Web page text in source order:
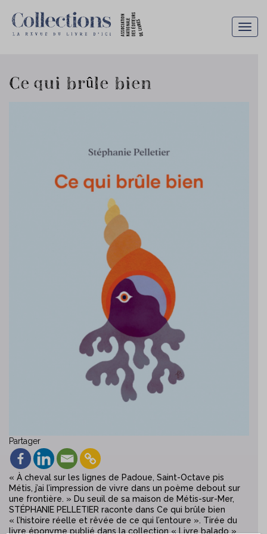
Ce qui brûle bien
Partager
« À cheval sur les lignes de Padoue, Saint-Octave pis
Métis, j’ai l’impression de vivre dans un poème debout sur
une frontière. » Du seuil de sa maison de Métis-sur-Mer,
STÉPHANIE PELLETIER raconte dans Ce qui brûle bien
« l’histoire réelle et rêvée de ce qui l’entoure ». Tirée du
livre éponyme publié dans la collection « Livre balado »